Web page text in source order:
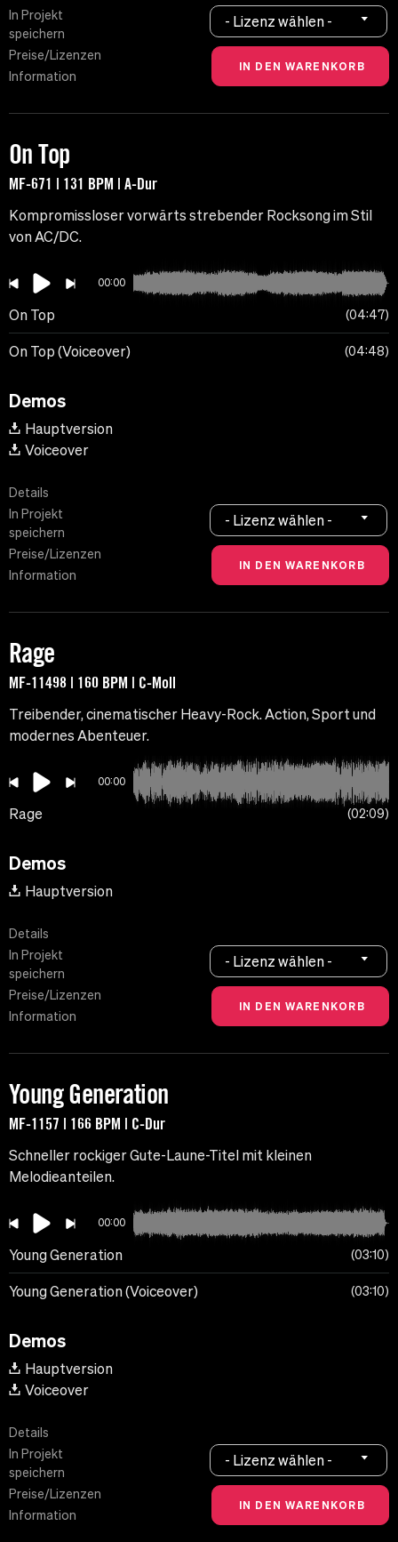
In Projekt
speichern
Preise/Lizenzen
Information
- Lizenz wählen -
On Top
MF-671 | 131 BPM | A-Dur
Kompromissloser vorwärts strebender Rocksong im Stil
von AC/DC.
00:00
On Top 04:47
On Top (Voiceover) 04:48
Demos
Hauptversion
Voiceover
Details
In Projekt
speichern
Preise/Lizenzen
Information
- Lizenz wählen -
Rage
MF-11498 | 160 BPM | C-Moll
Treibender, cinematischer Heavy-Rock. Action, Sport und
modernes Abenteuer.
00:00
Rage 02:09
Demos
Hauptversion
Details
In Projekt
speichern
Preise/Lizenzen
Information
- Lizenz wählen -
Young Generation
MF-1157 | 166 BPM | C-Dur
Schneller rockiger Gute-Laune-Titel mit kleinen
Melodieanteilen.
00:00
Young Generation 03:10
Young Generation (Voiceover) 03:10
Demos
Hauptversion
Voiceover
Details
In Projekt
speichern
Preise/Lizenzen
Information
- Lizenz wählen -